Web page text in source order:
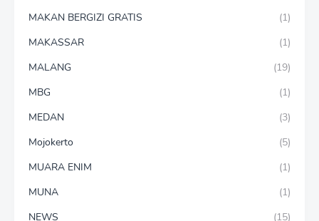
MAKAN BERGIZI GRATIS
(1)
MAKASSAR
(1)
MALANG
(19)
MBG
(1)
MEDAN
(3)
Mojokerto
(5)
MUARA ENIM
(1)
MUNA
(1)
NEWS
(15)